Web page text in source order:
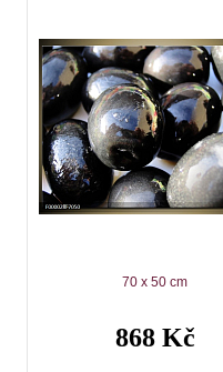
70 x 50 cm
868 Kč